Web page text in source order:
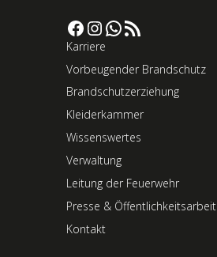
Facebook InstagramWhatsApp RSS-Feed
Karriere
Vorbeugender Brandschutz
Brandschutzerziehung
Kleiderkammer
Wissenswertes
Verwaltung
Leitung der Feuerwehr
Presse & Öffentlichkeitsarbeit
Kontakt